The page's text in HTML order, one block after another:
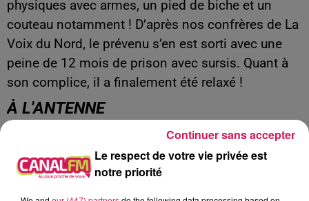
physiques avec armes, un pied de biche et un
couteau notamment ! D’après nos confrères de La
Voix du Nord, le prévenu s’en est sorti avec une
peine de 12 mois de prison avec sursis. Quant à
son complice, il a finalement été relaxé !
À L'ANTENNE
Le respect de votre vie privée est
notre priorité
Continuer sans accepter